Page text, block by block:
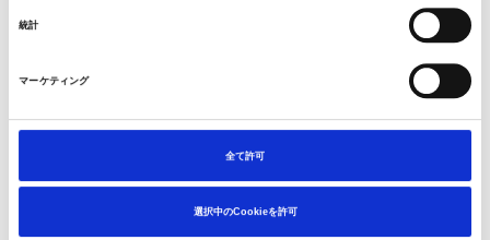
統計
マーケティング
全て許可
選択中のCookieを許可
合併症について